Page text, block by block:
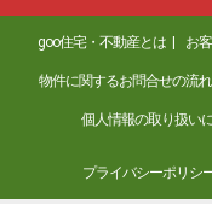
住 所
専有面積
goo住宅・不動産とは お
物件に関するお問合せの流れ
個人情報の取り扱い
プライバシーポリシ